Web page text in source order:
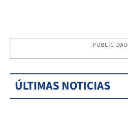
PUBLICIDAD
ÚLTIMAS NOTICIAS